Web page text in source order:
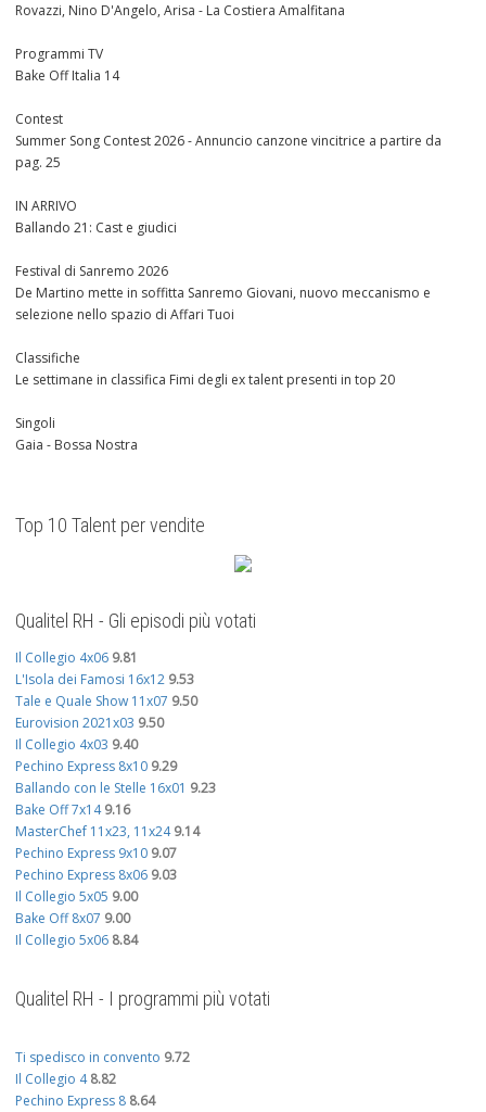
Rovazzi, Nino D'Angelo, Arisa - La Costiera Amalfitana
Programmi TV
Bake Off Italia 14
Contest
Summer Song Contest 2026 - Annuncio canzone vincitrice a partire da
pag. 25
IN ARRIVO
Ballando 21: Cast e giudici
Festival di Sanremo 2026
De Martino mette in soffitta Sanremo Giovani, nuovo meccanismo e
selezione nello spazio di Affari Tuoi
Classifiche
Le settimane in classifica Fimi degli ex talent presenti in top 20
Singoli
Gaia - Bossa Nostra
Top 10 Talent per vendite
Qualitel RH - Gli episodi più votati
Il Collegio 4x06 9.81
L'Isola dei Famosi 16x12 9.53
Tale e Quale Show 11x07 9.50
Eurovision 2021x03 9.50
Il Collegio 4x03 9.40
Pechino Express 8x10 9.29
Ballando con le Stelle 16x01 9.23
Bake Off 7x14 9.16
MasterChef 11x23, 11x24 9.14
Pechino Express 9x10 9.07
Pechino Express 8x06 9.03
Il Collegio 5x05 9.00
Bake Off 8x07 9.00
Il Collegio 5x06 8.84
Qualitel RH - I programmi più votati
Ti spedisco in convento 9.72
Il Collegio 4 8.82
Pechino Express 8 8.64